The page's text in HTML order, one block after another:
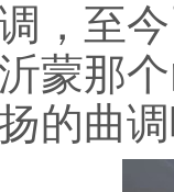
，至
蒙那
的曲